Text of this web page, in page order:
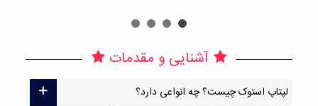
آشنایی و مقدمات
لپتاپ استوک چیست؟ چه انواعی دارد؟